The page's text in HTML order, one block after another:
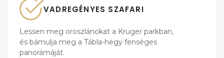
VADREGÉNYES SZAFARI
Lessen meg oroszlánokat a Kruger parkban,
és bámulja meg a Tábla-hegy fenséges
panorámáját.